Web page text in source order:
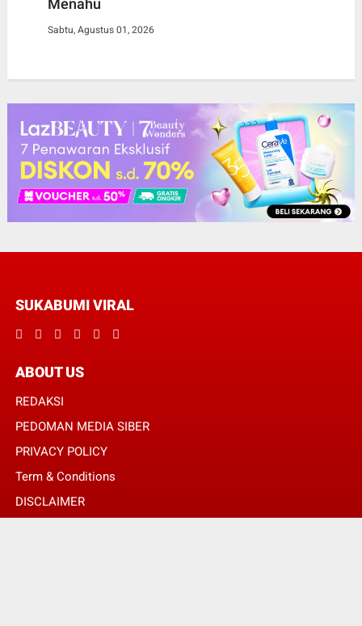
Menahu
Sabtu, Agustus 01, 2026
SUKABUMI VIRAL
ABOUT US
REDAKSI
PEDOMAN MEDIA SIBER
PRIVACY POLICY
Term & Conditions
DISCLAIMER